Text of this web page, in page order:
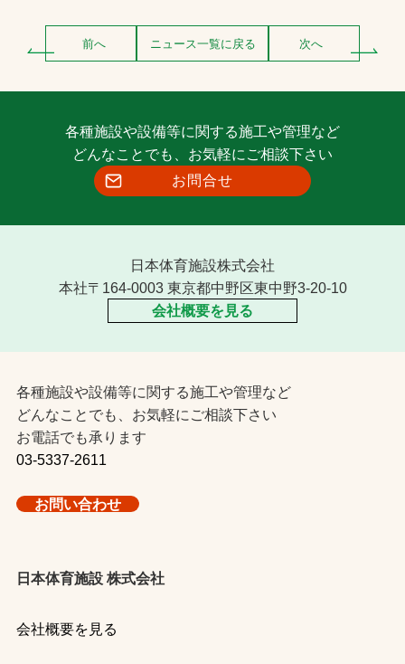
前へ ニュース一覧に戻る 次へ
各種施設や設備等に関する施工や管理など
どんなことでも、お気軽にご相談下さい
お問合せ
日本体育施設株式会社
本社〒164-0003 東京都中野区東中野3-20-10
会社概要を見る
各種施設や設備等に関する施工や管理など
どんなことでも、お気軽にご相談下さい
お電話でも承ります
03-5337-2611
お問い合わせ
日本体育施設 株式会社
会社概要を見る